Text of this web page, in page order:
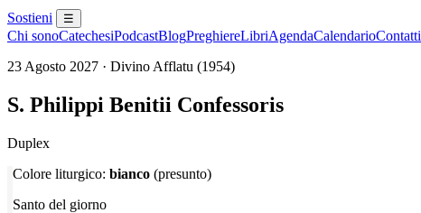
Sostieni ☰
Chi sonoCatechesiPodcastBlogPreghiereLibriAgendaCalendarioContatti
23 Agosto 2027 · Divino Afflatu (1954)
S. Philippi Benitii Confessoris
Duplex
Colore liturgico: bianco (presunto)
Santo del giorno